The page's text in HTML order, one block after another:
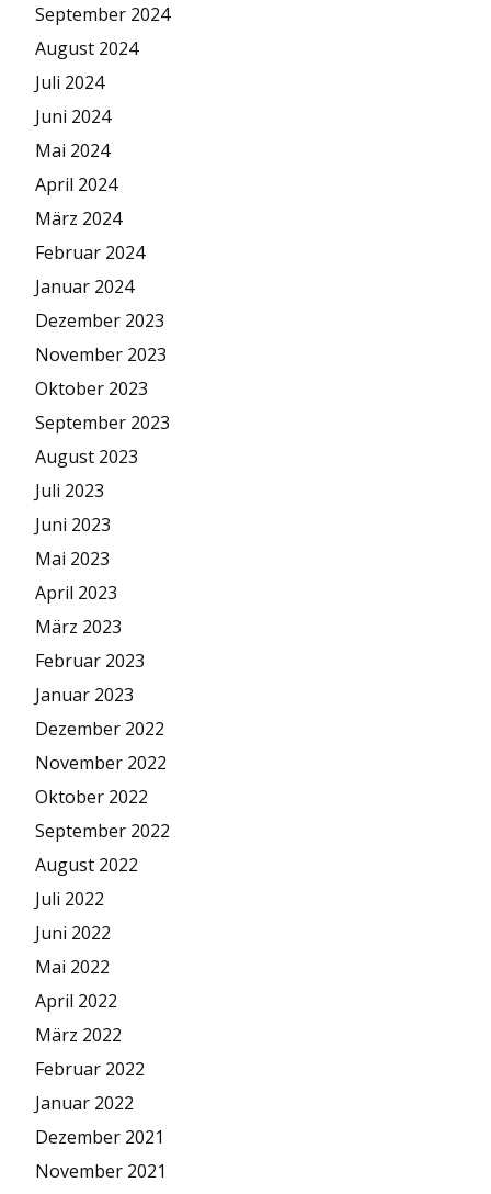
September 2024
August 2024
Juli 2024
Juni 2024
Mai 2024
April 2024
März 2024
Februar 2024
Januar 2024
Dezember 2023
November 2023
Oktober 2023
September 2023
August 2023
Juli 2023
Juni 2023
Mai 2023
April 2023
März 2023
Februar 2023
Januar 2023
Dezember 2022
November 2022
Oktober 2022
September 2022
August 2022
Juli 2022
Juni 2022
Mai 2022
April 2022
März 2022
Februar 2022
Januar 2022
Dezember 2021
November 2021